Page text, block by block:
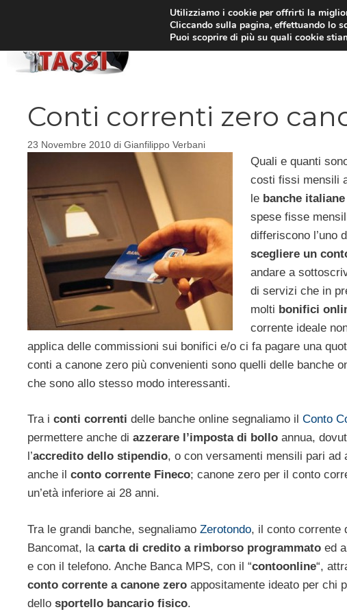
Conti correnti zero
23 Novembre 2010 di Gianfilippo Verbani
Quali e quanti
costi fissi mensili
le banche italiane
spese fisse
differiscono l’uno
scegliere un
andare a
di servizi che in
molti bonifici
corrente ideale
applica delle commissioni sui bonifici e/o ci fa pagare una
conti a canone zero più convenienti sono quelli delle banche
che sono allo stesso modo interessanti.
Tra i conti correnti delle banche online segnaliamo il Conto
permettere anche di azzerare l’imposta di bollo annua,
l’accredito dello stipendio, o con versamenti mensili pari ad
anche il conto corrente Fineco; canone zero per il conto
un’età inferiore ai 28 anni.
Tra le grandi banche, segnaliamo Zerotondo, il conto corrente
Bancomat, la carta di credito a rimborso programmato ed
e con il telefono. Anche Banca MPS, con il “contoonline“,
conto corrente a canone zero appositamente ideato per chi
dello sportello bancario fisico.
Utilizziamo i cookie per offrirti la
Cliccando sulla pagina, effettuando lo
Puoi scoprire di più su quali cookie